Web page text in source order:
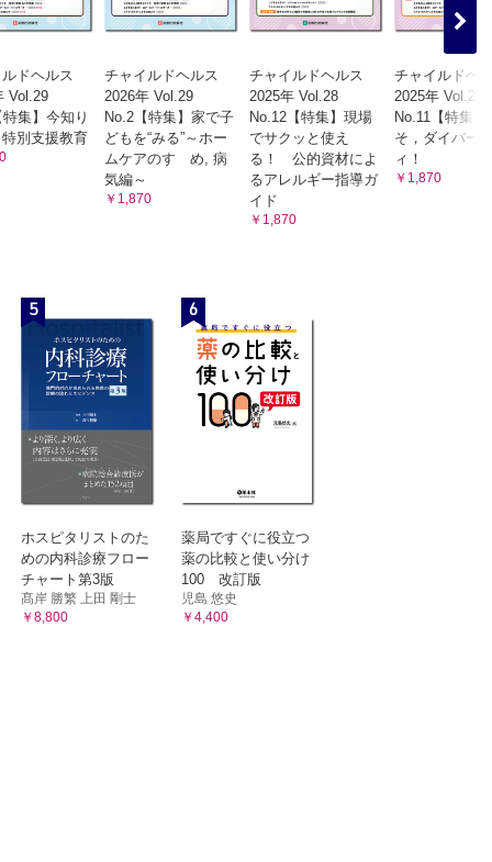
ドヘルス
Vol.29
集】今知り
別支援教育
チャイルドヘルス
2026年 Vol.29
No.2【特集】家で子
どもを“みる”～ホー
ムケアのすゝめ, 病
気編～
￥1,870
チャイルドヘルス
2025年 Vol.28
No.12【特集】現場
でサクッと使え
る！ 公的資材によ
るアレルギー指導ガ
イド
￥1,870
チャイルドヘ
2025年 Vol.28
No.11【特集】
そ，ダイバー
ィ！
￥1,870
5
ホスピタリストのた
めの内科診療フロー
チャート第3版
髙岸 勝繁 上田 剛士
￥8,800
6
薬局ですぐに役立つ
薬の比較と使い分け
100 改訂版
児島 悠史
￥4,400